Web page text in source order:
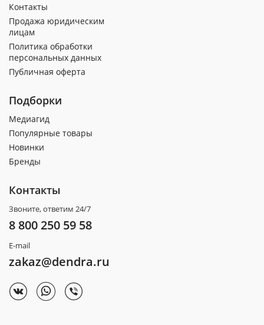
Контакты
Продажа юридическим
лицам
Политика обработки
персональных данных
Публичная оферта
Подборки
Медиагид
Популярные товары
Новинки
Бренды
Контакты
Звоните, ответим 24/7
8 800 250 59 58
E-mail
zakaz@dendra.ru